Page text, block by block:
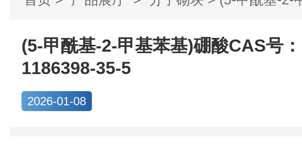
硼酸CAS...
(5-甲酰基-2-甲基苯基)硼酸CAS号：
1186398-35-5
2026-01-08